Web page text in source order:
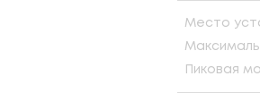
Место
Пиковая